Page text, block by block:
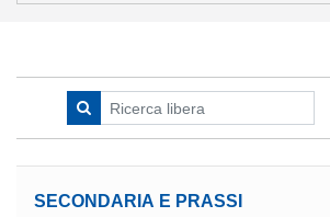
SECONDARIA E PRASSI